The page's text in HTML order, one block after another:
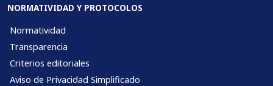
NORMATIVIDAD Y PROTOCOLOS
Normatividad
Transparencia
Criterios editoriales
Aviso de Privacidad Simplificado